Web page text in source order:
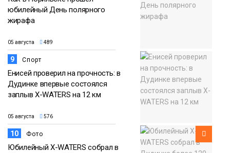
юбилейный День полярного
жирафа
05 августа 489
9 Спорт
Енисей проверил на прочность: в
Дудинке впервые состоялся
заплыв X-WATERS на 12 км
05 августа 576
10 Фото
Юбилейный X-WATERS собрал в